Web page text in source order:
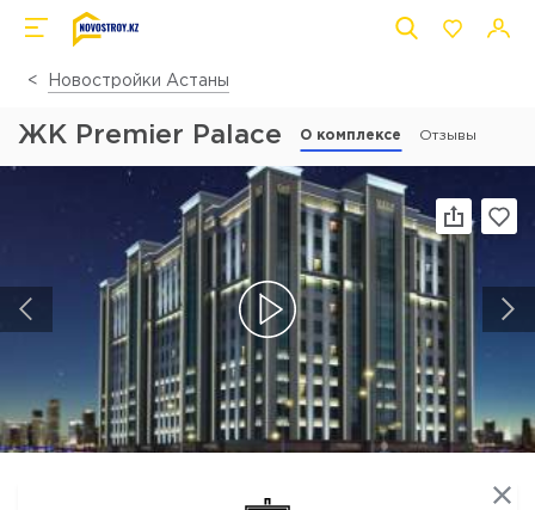
Новостройки Астаны
ЖК Premier Palace О комплексе Отзывы